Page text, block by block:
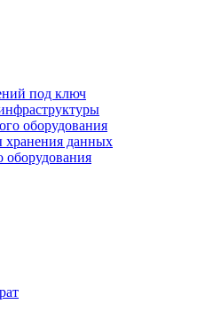
под ключ
оборудования
хранения данных
оборудования